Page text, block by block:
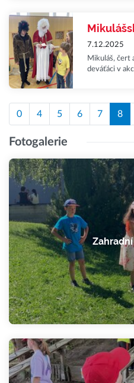
7.12.2025
Mikuláš, čert
deváťáci v
0 4 5 6 7 8
Fotogalerie